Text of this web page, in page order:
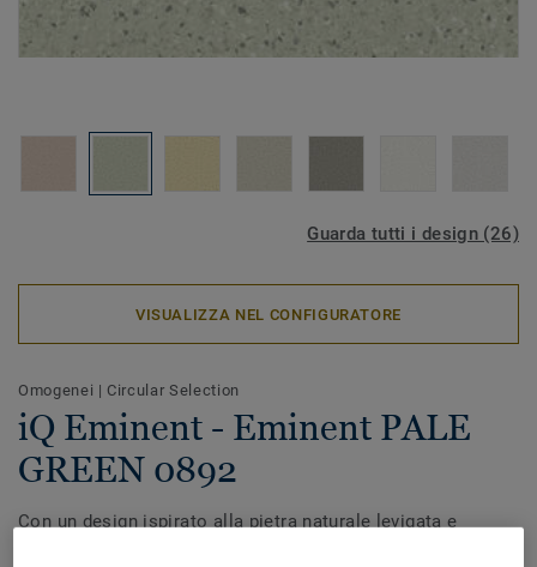
Guarda tutti i design (26)
VISUALIZZA NEL CONFIGURATORE
Omogenei | Circular Selection
iQ Eminent - Eminent PALE
GREEN 0892
Con un design ispirato alla pietra naturale levigata e